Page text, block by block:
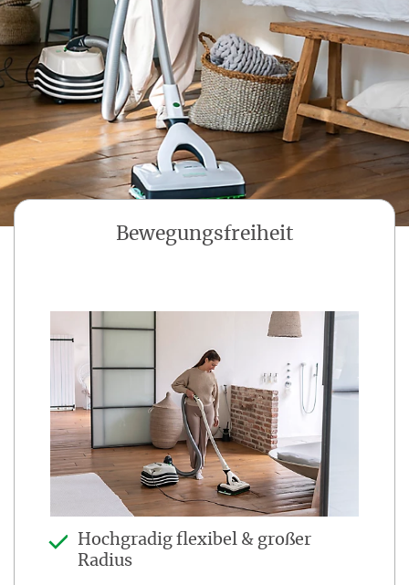
Bewegungsfreiheit
Hochgradig flexibel & großer
Radius